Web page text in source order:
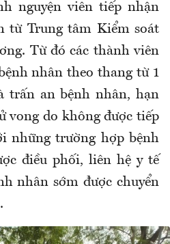
nguyện viên tiếp nhận
từ Trung tâm Kiểm soát
Từ đó các thành viên
nhân theo thang từ 1
trấn an bệnh nhân, hạn
vong do không được tiếp
những trường hợp bệnh
điều phối, liên hệ y tế
nhân sớm được chuyển